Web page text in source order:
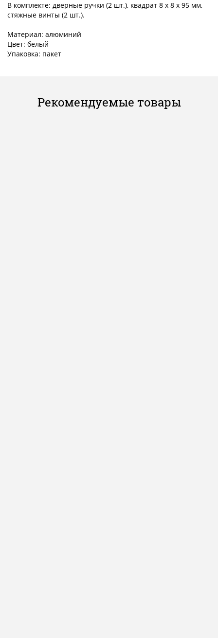
В комплекте: дверные ручки (2 шт.), квадрат 8 x 8 x 95 мм,
стяжные винты (2 шт.).
Материал: алюминий
Цвет: белый
Упаковка: пакет
Рекомендуемые товары